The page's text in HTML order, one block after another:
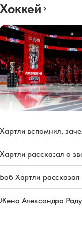
Хоккей
Хартли вспомнил,
Хартли рассказал о
Боб Хартли
Жена Александра